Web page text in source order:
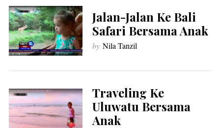
Jalan-Jalan Ke Bali
Safari Bersama Anak
by Nila Tanzil
Traveling Ke
Uluwatu Bersama
Anak